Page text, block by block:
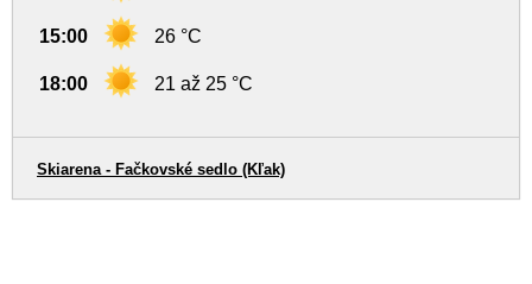
15:00 26 °C
18:00 21 až 25 °C
Skiarena - Fačkovské sedlo (Kľak)